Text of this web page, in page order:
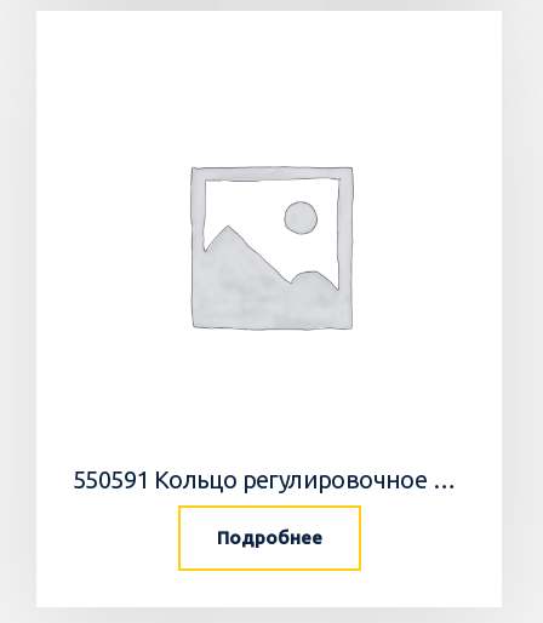
550591 Кольцо регулировочное 0,05мм/WEDGE
Подробнее